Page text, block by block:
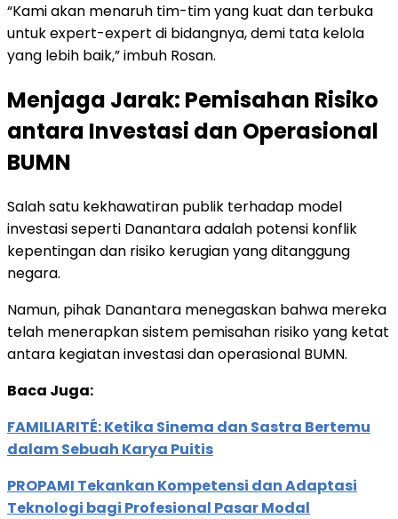
“Kami akan menaruh tim-tim yang kuat dan terbuka
untuk expert-expert di bidangnya, demi tata kelola
yang lebih baik,” imbuh Rosan.
Menjaga Jarak: Pemisahan Risiko
antara Investasi dan Operasional
BUMN
Salah satu kekhawatiran publik terhadap model
investasi seperti Danantara adalah potensi konflik
kepentingan dan risiko kerugian yang ditanggung
negara.
Namun, pihak Danantara menegaskan bahwa mereka
telah menerapkan sistem pemisahan risiko yang ketat
antara kegiatan investasi dan operasional BUMN.
Baca Juga:
FAMILIARITÉ: Ketika Sinema dan Sastra Bertemu
dalam Sebuah Karya Puitis
PROPAMI Tekankan Kompetensi dan Adaptasi
Teknologi bagi Profesional Pasar Modal